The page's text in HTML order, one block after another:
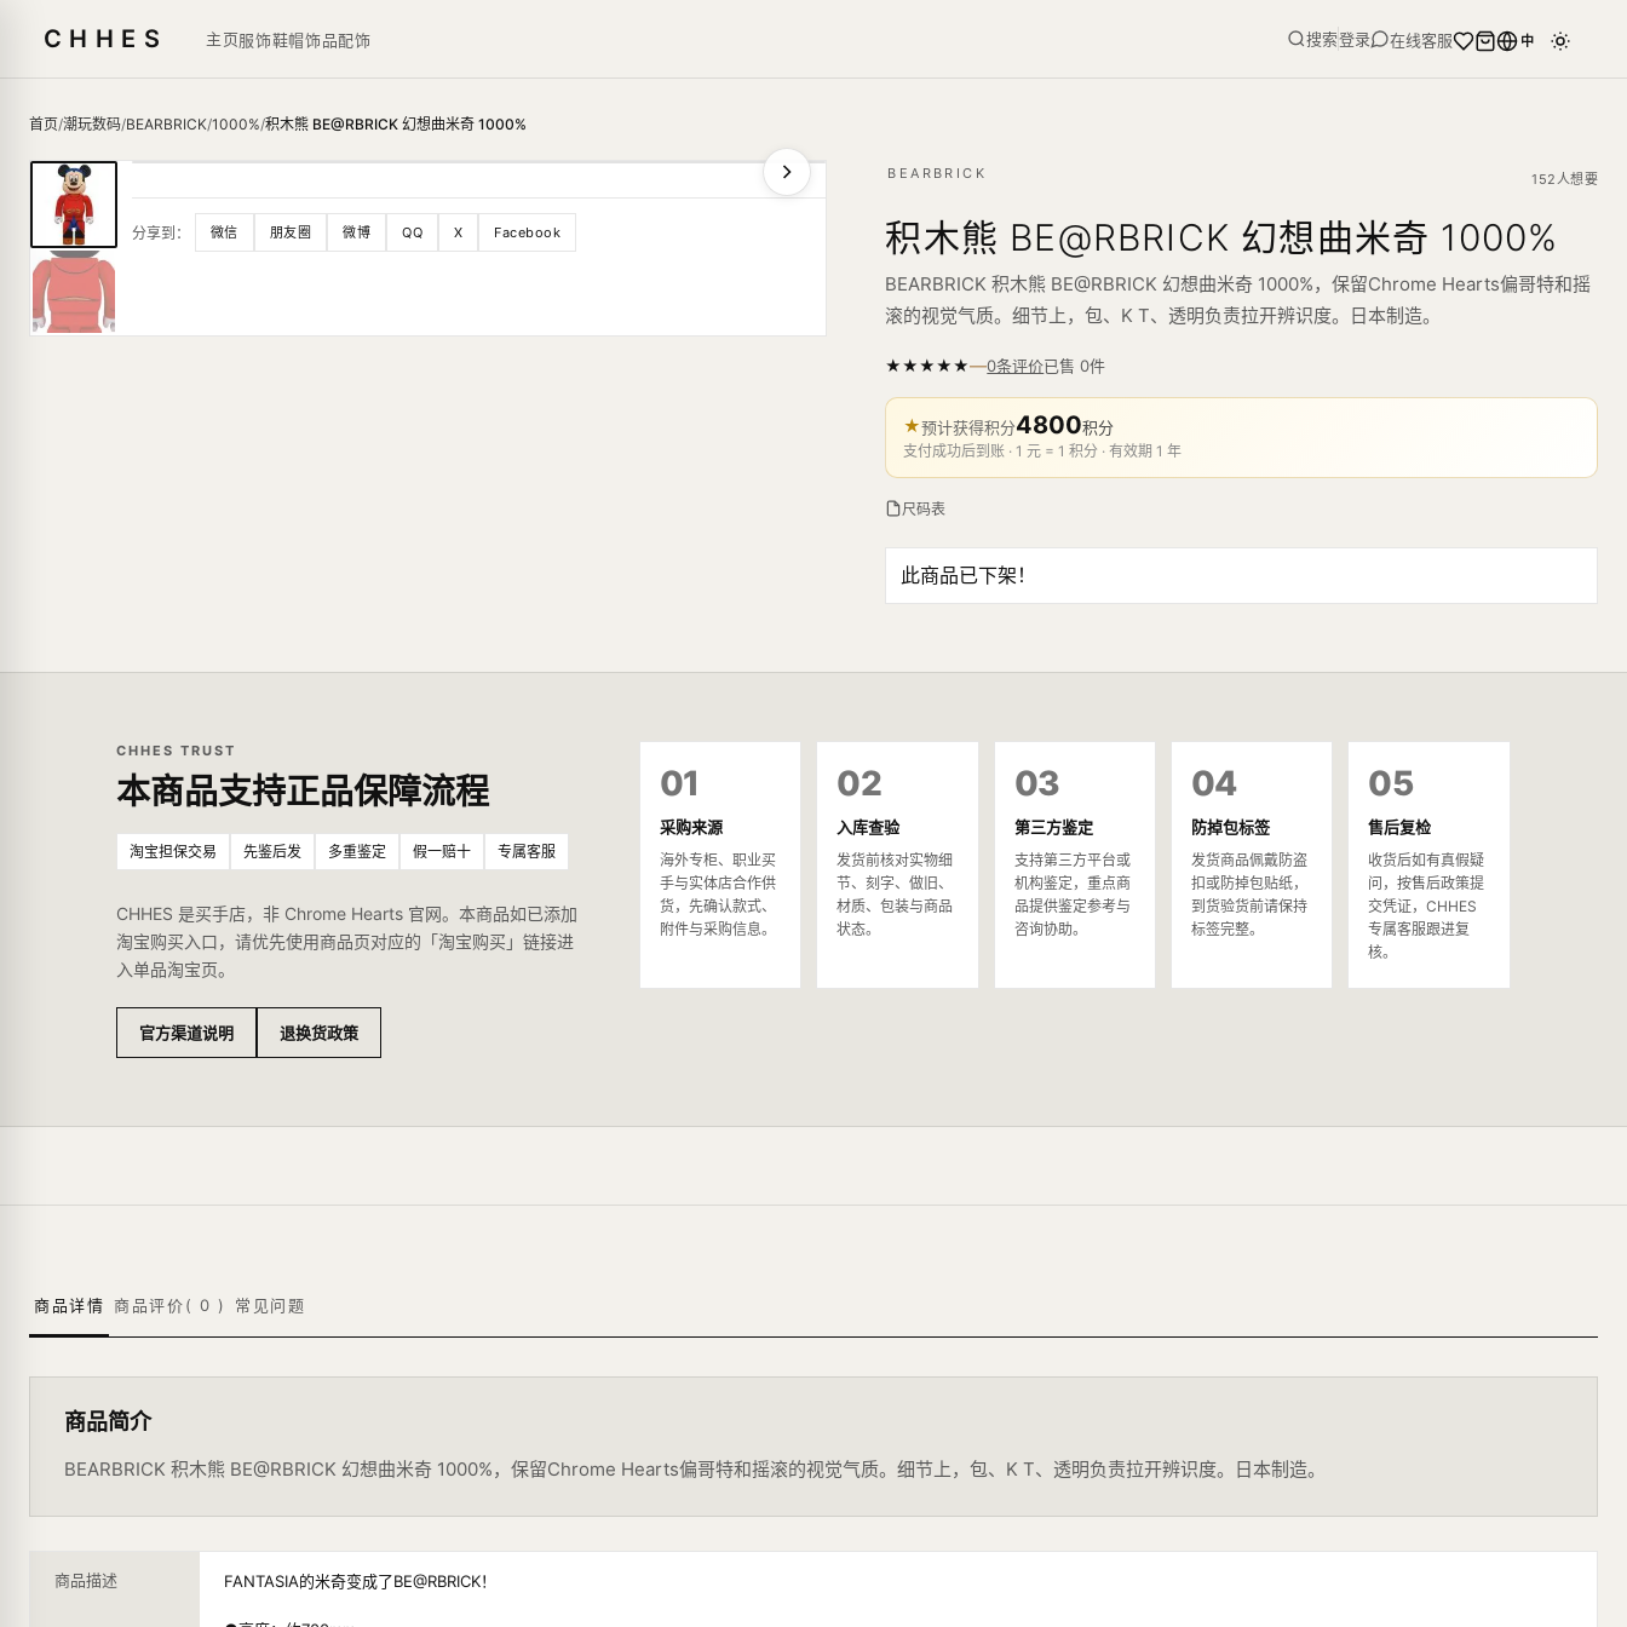
CHHES 主页服饰鞋帽饰品配饰 搜索登录 在线客服 中
首页/潮玩数码/BEARBRICK/1000%/积木熊 BE@RBRICK 幻想曲米奇 1000%
分享到： 微信 朋友圈 微博 QQ X Facebook
BEARBRICK 152人想要
积木熊 BE@RBRICK 幻想曲米奇 1000%
BEARBRICK 积木熊 BE@RBRICK 幻想曲米奇 1000%，保留Chrome Hearts偏哥特和摇
滚的视觉气质。细节上，包、K T、透明负责拉开辨识度。日本制造。
★★★★★—0条评价已售0件
★预计获得积分4800积分
支付成功后到账 · 1 元 = 1 积分 · 有效期 1 年
尺码表
此商品已下架！
CHHES TRUST
本商品支持正品保障流程
淘宝担保交易 先鉴后发 多重鉴定 假一赔十 专属客服
CHHES 是买手店，非 Chrome Hearts 官网。本商品如已添加
淘宝购买入口，请优先使用商品页对应的「淘宝购买」链接进
入单品淘宝页。
官方渠道说明 退换货政策
01
采购来源
海外专柜、职业买
手与实体店合作供
货，先确认款式、
附件与采购信息。
02
入库查验
发货前核对实物细
节、刻字、做旧、
材质、包装与商品
状态。
03
第三方鉴定
支持第三方平台或
机构鉴定，重点商
品提供鉴定参考与
咨询协助。
04
防掉包标签
发货商品佩戴防盗
扣或防掉包贴纸，
到货验货前请保持
标签完整。
05
售后复检
收货后如有真假疑
问，按售后政策提
交凭证，CHHES
专属客服跟进复
核。
商品详情 商品评价( 0 ) 常见问题
商品简介
BEARBRICK 积木熊 BE@RBRICK 幻想曲米奇 1000%，保留Chrome Hearts偏哥特和摇滚的视觉气质。细节上，包、K T、透明负责拉开辨识度。日本制造。
商品描述 FANTASIA的米奇变成了BE@RBRICK！